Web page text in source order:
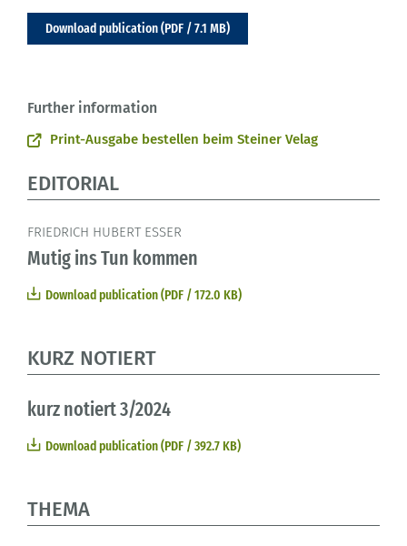
Download publication (PDF / 7.1 MB)
Further information
Print-Ausgabe bestellen beim Steiner Velag
EDITORIAL
FRIEDRICH HUBERT ESSER
Mutig ins Tun kommen
Download publication (PDF / 172.0 KB)
KURZ NOTIERT
kurz notiert 3/2024
Download publication (PDF / 392.7 KB)
THEMA